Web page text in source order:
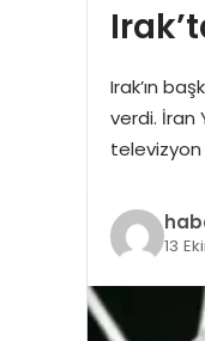
Irak’ın
verdi. İran
televizyon
13